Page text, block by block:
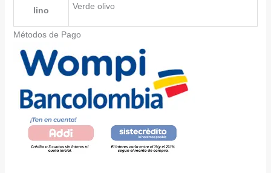
lino
Verde olivo
Métodos de Pago